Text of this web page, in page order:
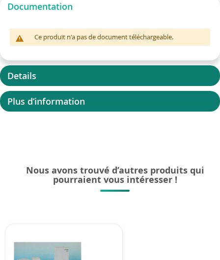
Documentation
Ce produit n'a pas de document téléchargeable.
Details
Plus d’information
Nous avons trouvé d’autres produits qui
pourraient vous intéresser !